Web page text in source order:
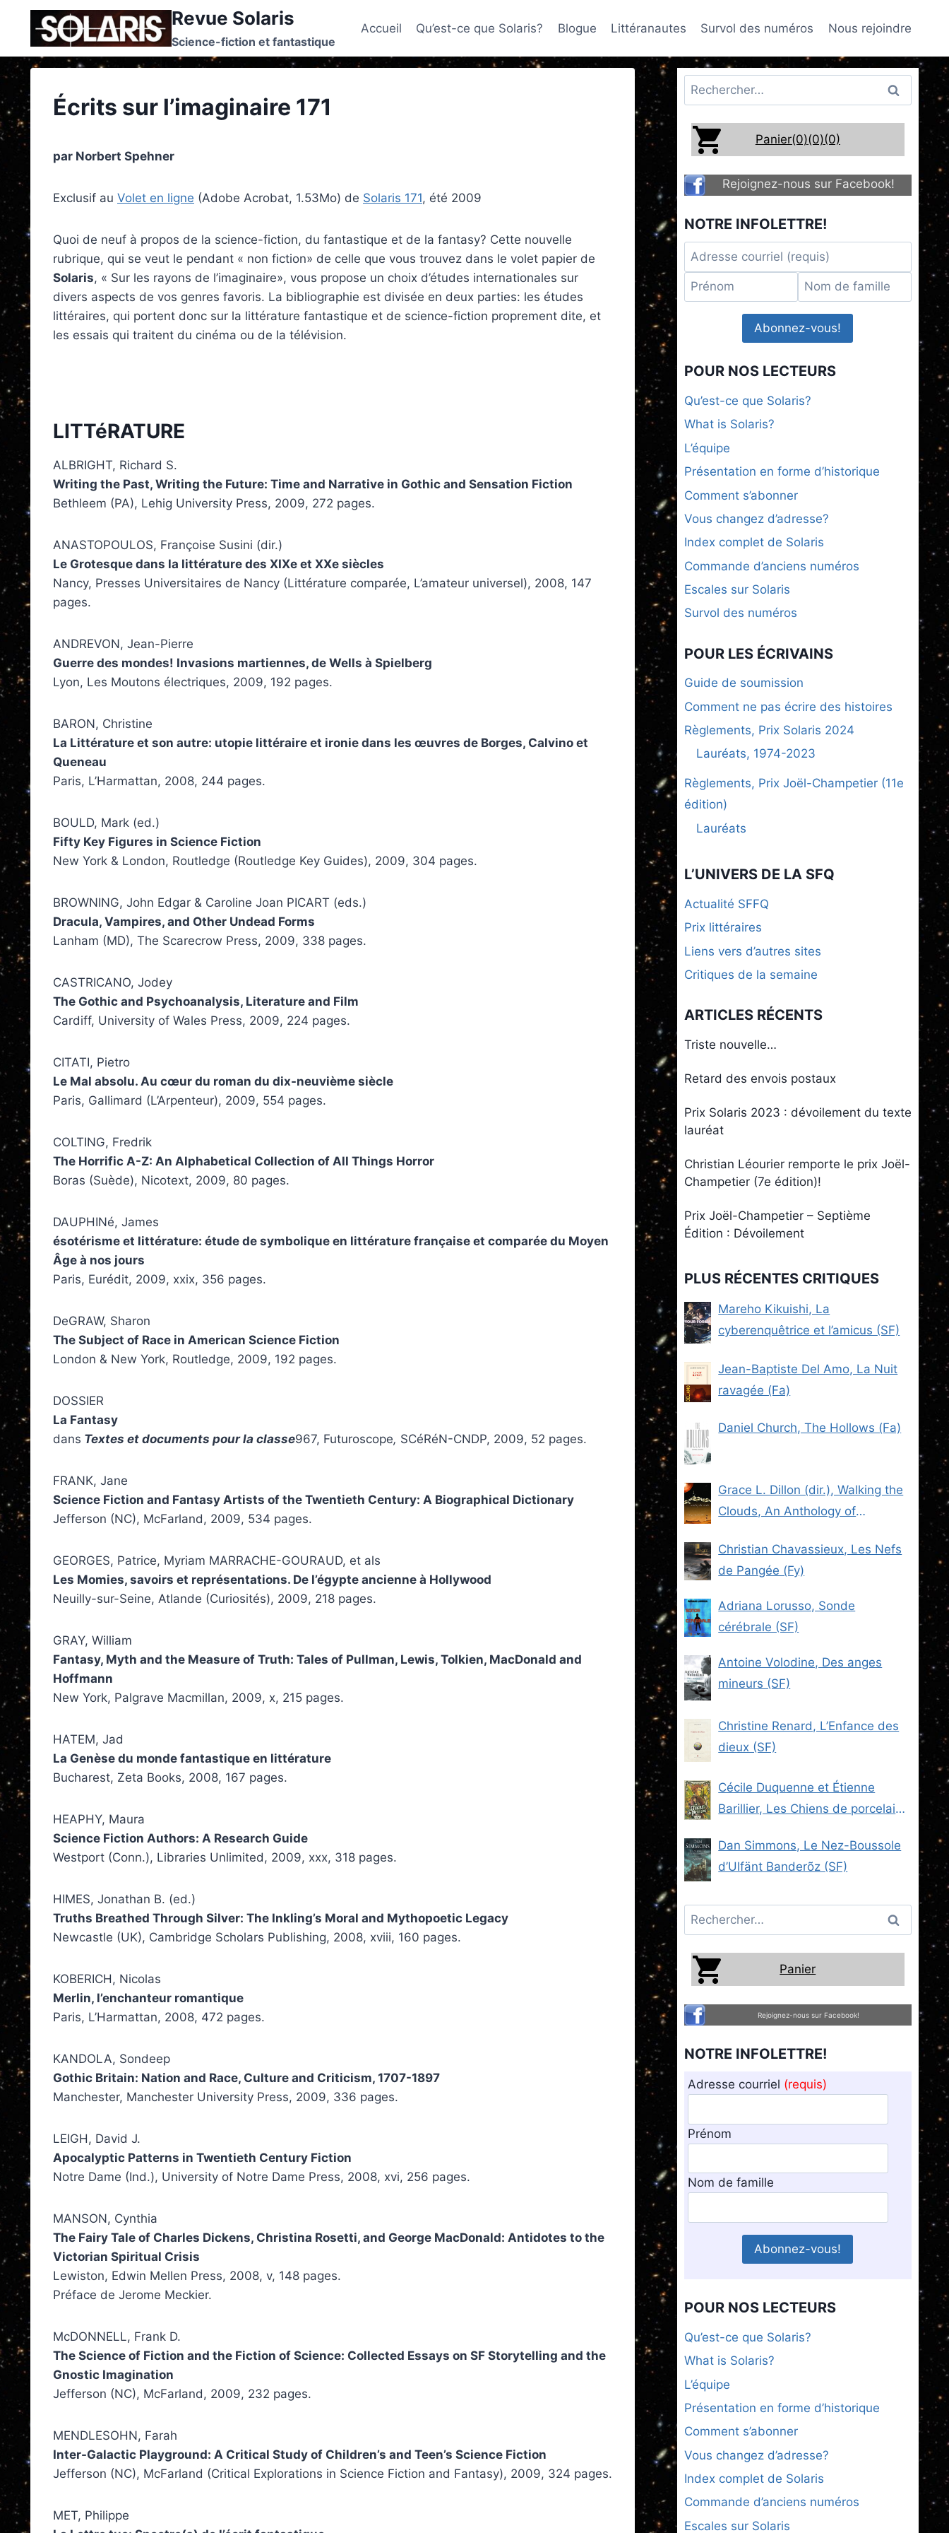
content
Revue Solaris
Science-fiction et fantastique
Accueil Qu’est-ce que Solaris? Blogue Littéranautes Survol des numéros Nous rejoindre
Écrits sur l’imaginaire 171
par Norbert Spehner
Exclusif au Volet en ligne (Adobe Acrobat, 1.53Mo) de Solaris 171, été 2009
Quoi de neuf à propos de la science-fiction, du fantastique et de la fantasy? Cette nouvelle
rubrique, qui se veut le pendant « non fiction» de celle que vous trouvez dans le volet papier de
Solaris, « Sur les rayons de l’imaginaire», vous propose un choix d’études internationales sur
divers aspects de vos genres favoris. La bibliographie est divisée en deux parties: les études
littéraires, qui portent donc sur la littérature fantastique et de science-fiction proprement dite, et
les essais qui traitent du cinéma ou de la télévision.
LITTéRATURE
ALBRIGHT, Richard S.
Writing the Past, Writing the Future: Time and Narrative in Gothic and Sensation Fiction
Bethleem (PA), Lehig University Press, 2009, 272 pages.
ANASTOPOULOS, Françoise Susini (dir.)
Le Grotesque dans la littérature des XIXe et XXe siècles
Nancy, Presses Universitaires de Nancy (Littérature comparée, L’amateur universel), 2008, 147
pages.
ANDREVON, Jean-Pierre
Guerre des mondes! Invasions martiennes, de Wells à Spielberg
Lyon, Les Moutons électriques, 2009, 192 pages.
BARON, Christine
La Littérature et son autre: utopie littéraire et ironie dans les œuvres de Borges, Calvino et
Queneau
Paris, L’Harmattan, 2008, 244 pages.
BOULD, Mark (ed.)
Fifty Key Figures in Science Fiction
New York & London, Routledge (Routledge Key Guides), 2009, 304 pages.
BROWNING, John Edgar & Caroline Joan PICART (eds.)
Dracula, Vampires, and Other Undead Forms
Lanham (MD), The Scarecrow Press, 2009, 338 pages.
CASTRICANO, Jodey
The Gothic and Psychoanalysis, Literature and Film
Cardiff, University of Wales Press, 2009, 224 pages.
CITATI, Pietro
Le Mal absolu. Au cœur du roman du dix-neuvième siècle
Paris, Gallimard (L’Arpenteur), 2009, 554 pages.
COLTING, Fredrik
The Horrific A-Z: An Alphabetical Collection of All Things Horror
Boras (Suède), Nicotext, 2009, 80 pages.
DAUPHINé, James
ésotérisme et littérature: étude de symbolique en littérature française et comparée du Moyen
Âge à nos jours
Paris, Eurédit, 2009, xxix, 356 pages.
DeGRAW, Sharon
The Subject of Race in American Science Fiction
London & New York, Routledge, 2009, 192 pages.
DOSSIER
La Fantasy
dans Textes et documents pour la classe967, Futuroscope, SCéRéN-CNDP, 2009, 52 pages.
FRANK, Jane
Science Fiction and Fantasy Artists of the Twentieth Century: A Biographical Dictionary
Jefferson (NC), McFarland, 2009, 534 pages.
GEORGES, Patrice, Myriam MARRACHE-GOURAUD, et als
Les Momies, savoirs et représentations. De l’égypte ancienne à Hollywood
Neuilly-sur-Seine, Atlande (Curiosités), 2009, 218 pages.
GRAY, William
Fantasy, Myth and the Measure of Truth: Tales of Pullman, Lewis, Tolkien, MacDonald and
Hoffmann
New York, Palgrave Macmillan, 2009, x, 215 pages.
HATEM, Jad
La Genèse du monde fantastique en littérature
Bucharest, Zeta Books, 2008, 167 pages.
HEAPHY, Maura
Science Fiction Authors: A Research Guide
Westport (Conn.), Libraries Unlimited, 2009, xxx, 318 pages.
HIMES, Jonathan B. (ed.)
Truths Breathed Through Silver: The Inkling’s Moral and Mythopoetic Legacy
Newcastle (UK), Cambridge Scholars Publishing, 2008, xviii, 160 pages.
KOBERICH, Nicolas
Merlin, l’enchanteur romantique
Paris, L’Harmattan, 2008, 472 pages.
KANDOLA, Sondeep
Gothic Britain: Nation and Race, Culture and Criticism, 1707-1897
Manchester, Manchester University Press, 2009, 336 pages.
LEIGH, David J.
Apocalyptic Patterns in Twentieth Century Fiction
Notre Dame (Ind.), University of Notre Dame Press, 2008, xvi, 256 pages.
MANSON, Cynthia
The Fairy Tale of Charles Dickens, Christina Rosetti, and George MacDonald: Antidotes to the
Victorian Spiritual Crisis
Lewiston, Edwin Mellen Press, 2008, v, 148 pages.
Préface de Jerome Meckier.
McDONNELL, Frank D.
The Science of Fiction and the Fiction of Science: Collected Essays on SF Storytelling and the
Gnostic Imagination
Jefferson (NC), McFarland, 2009, 232 pages.
MENDLESOHN, Farah
Inter-Galactic Playground: A Critical Study of Children’s and Teen’s Science Fiction
Jefferson (NC), McFarland (Critical Explorations in Science Fiction and Fantasy), 2009, 324 pages.
MET, Philippe
Rechercher :
Panier(0)(0)(0)
Rejoignez-nous sur Facebook!
NOTRE INFOLETTRE!
POUR NOS LECTEURS
Qu’est-ce que Solaris?
What is Solaris?
L’équipe
Présentation en forme d’historique
Comment s’abonner
Vous changez d’adresse?
Index complet de Solaris
Commande d’anciens numéros
Escales sur Solaris
Survol des numéros
POUR LES ÉCRIVAINS
Guide de soumission
Comment ne pas écrire des histoires
Règlements, Prix Solaris 2024
Lauréats, 1974-2023
Règlements, Prix Joël-Champetier (11e
édition)
Lauréats
L’UNIVERS DE LA SFQ
Actualité SFFQ
Prix littéraires
Liens vers d’autres sites
Critiques de la semaine
ARTICLES RÉCENTS
Triste nouvelle…
Retard des envois postaux
Prix Solaris 2023 : dévoilement du texte
lauréat
Christian Léourier remporte le prix Joël-
Champetier (7e édition)!
Prix Joël-Champetier – Septième
Édition : Dévoilement
PLUS RÉCENTES CRITIQUES
Mareho Kikuishi, La
cyberenquêtrice et l’amicus (SF)
Jean-Baptiste Del Amo, La Nuit
ravagée (Fa)
Daniel Church, The Hollows (Fa)
Grace L. Dillon (dir.), Walking the
Clouds, An Anthology of
Christian Chavassieux, Les Nefs
de Pangée (Fy)
Adriana Lorusso, Sonde
cérébrale (SF)
Antoine Volodine, Des anges
mineurs (SF)
Christine Renard, L’Enfance des
dieux (SF)
Cécile Duquenne et Étienne
Barillier, Les Chiens de porcelaine
Dan Simmons, Le Nez-Boussole
d’Ulfänt Banderõz (SF)
Rechercher :
Panier
Rejoignez-nous sur Facebook!
NOTRE INFOLETTRE!
Adresse courriel (requis)
Prénom
Nom de famille
POUR NOS LECTEURS
Qu’est-ce que Solaris?
What is Solaris?
L’équipe
Présentation en forme d’historique
Comment s’abonner
Vous changez d’adresse?
Index complet de Solaris
Commande d’anciens numéros
Escales sur Solaris